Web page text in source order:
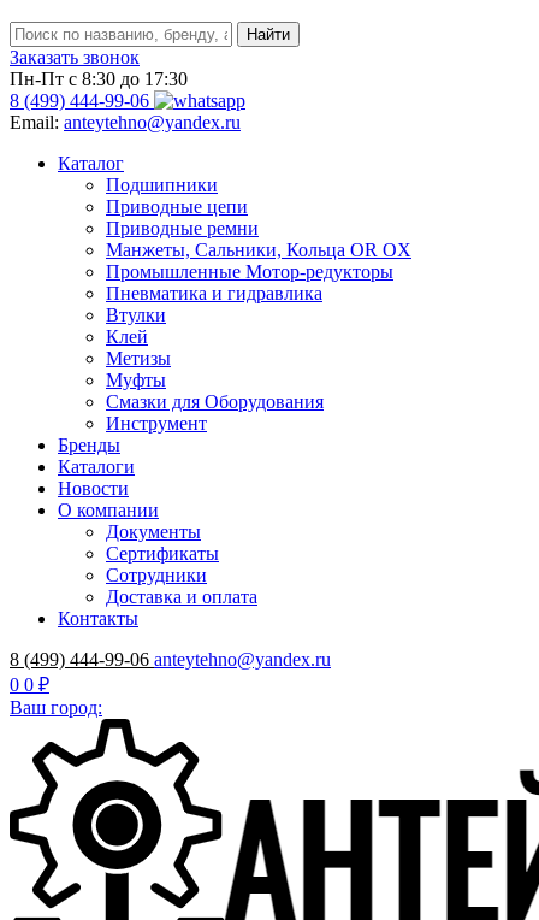
Заказать звонок
Пн-Пт с 8:30 до 17:30
8 (499) 444-99-06
Email: anteytehno@yandex.ru
Каталог
Подшипники
Приводные цепи
Приводные ремни
Манжеты, Сальники, Кольца OR OX
Промышленные Мотор-редукторы
Пневматика и гидравлика
Втулки
Клей
Метизы
Муфты
Смазки для Оборудования
Инструмент
Бренды
Каталоги
Новости
О компании
Документы
Сертификаты
Сотрудники
Доставка и оплата
Контакты
8 (499) 444-99-06 anteytehno@yandex.ru
0 0 ₽
Ваш город: